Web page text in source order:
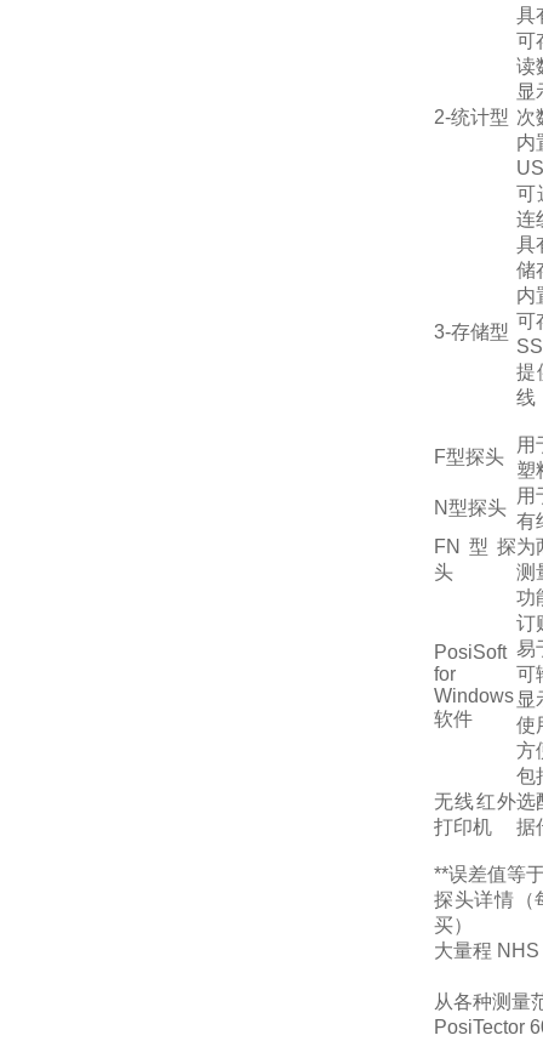
2-统计型
具
可
读
显
次
内
可
连
3-存储型
具
储
内
可
提
线
F型探头
用
塑
N型探头
用
有
FN型探
头
为
测
PosiSoft
for
Windows
软件
功
订
易
可
显
使
方
包
无线红外
打印机
选
据
**误差值等
探头详情（
买）
大量程
从各种测量
PosiTector